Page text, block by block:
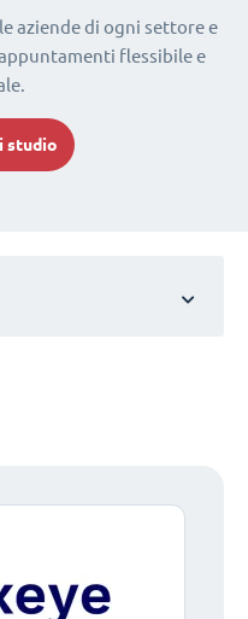
aziende di ogni settore e
flessibile e
studio